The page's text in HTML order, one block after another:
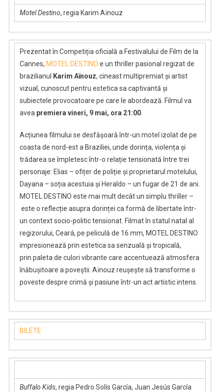
Motel Destino, regia Karim Aïnouz
Prezentat în Competiția oficială a Festivalului de Film de la
Cannes, MOTEL DESTINO e un thriller pasional regizat de
brazilianul
Karim Aïnouz, cineast multipremiat și artist
vizual, cunoscut pentru estetica sa captivantă și
subiectele provocatoare pe care le abordează. Filmul va
avea premieravineri, 9 mai, ora 21:00.
Acțiunea filmului se desfășoară într-un motel izolat de pe
coasta de nord-est a Braziliei, unde dorința, violența și
trădarea se împletesc într-o relație tensionată între trei
personaje: Elias – ofițer de poliție și proprietarul motelului,
Dayana – soția acestuia și Heraldo – un fugar de 21 de ani.
MOTEL DESTINO este mai mult decât un simplu thriller –
este o reflecție asupra dorinței ca formă de libertate într-
un context socio-politic tensionat. Filmat în statul natal al
regizorului, Ceará, pe peliculă de 16 mm, MOTEL DESTINO
impresionează prin estetica sa senzuală și tropicală,
prin paleta de culori vibrante care accentuează atmosfera
înăbușitoare a poveștii. Aïnouz reușește să transforme o
poveste despre crimă și pasiune într-un act artistic intens.
BILETE
Buffalo Kids, regia Pedro Solís García, Juan Jesús García